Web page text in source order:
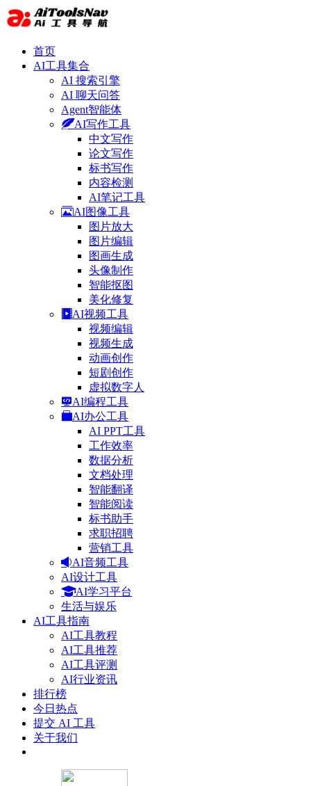
首页
AI工具集合
AI 搜索引擎
AI 聊天问答
Agent智能体
AI写作工具
中文写作
论文写作
标书写作
内容检测
AI笔记工具
AI图像工具
图片放大
图片编辑
图画生成
头像制作
智能抠图
美化修复
AI视频工具
视频编辑
视频生成
动画创作
短剧创作
虚拟数字人
AI编程工具
AI办公工具
AI PPT工具
工作效率
数据分析
文档处理
智能翻译
智能阅读
标书助手
求职招聘
营销工具
AI音频工具
AI设计工具
AI学习平台
生活与娱乐
AI工具指南
AI工具教程
AI工具推荐
AI工具评测
AI行业资讯
排行榜
今日热点
提交 AI 工具
关于我们